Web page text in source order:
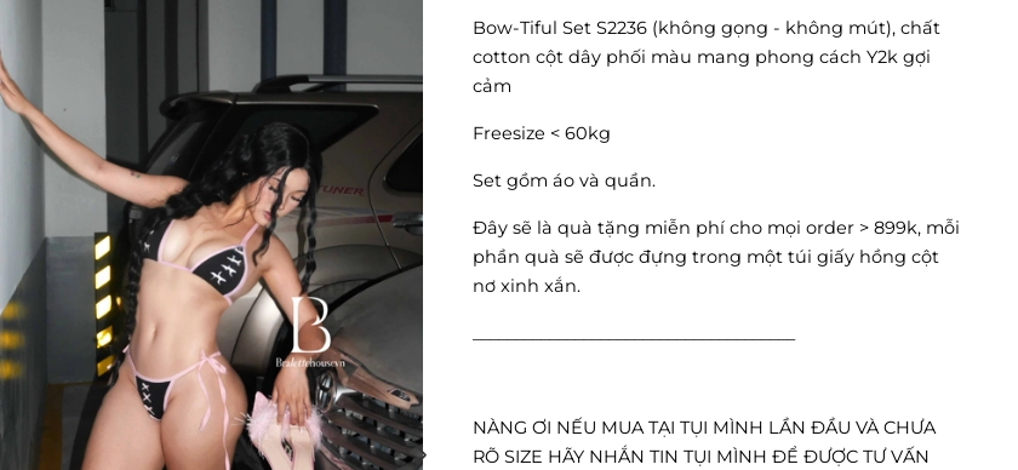
Bow-Tiful Set S2236 (không gọng - không mút), chất
cotton cột dây phối màu mang phong cách Y2k gợi
cảm
Freesize < 60kg
Set gồm áo và quần.
Đây sẽ là quà tặng miễn phí cho mọi order > 899k, mỗi
phần quà sẽ được đựng trong một túi giấy hồng cột
nơ xinh xắn.
NÀNG ƠI NẾU MUA TẠI TỤI MÌNH LẦN ĐẦU VÀ CHƯA
RÕ SIZE HÃY NHẮN TIN TỤI MÌNH ĐỂ ĐƯỢC TƯ VẤN